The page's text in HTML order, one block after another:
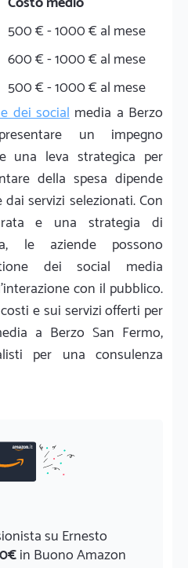
500 € - 1000 € al mese
600 € - 1000 € al mese
500 € - 1000 € al mese
dei socialmedia a Berzo
un impegno
una leva strategica per
della spesa dipende
servizi selezionati. Con
e una strategia di
le aziende possono
dei social media
con il pubblico.
e sui servizi offerti per
a Berzo San Fermo,
per una consulenza
su Ernesto
in Buono Amazon